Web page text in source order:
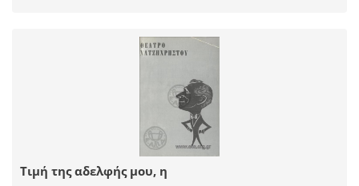
Τιμή της αδελφής μου, η